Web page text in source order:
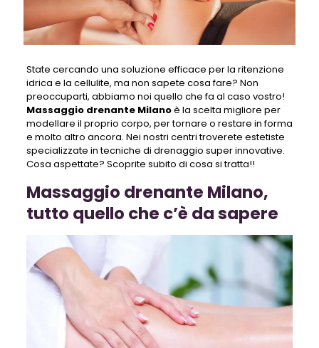
State cercando una soluzione efficace per la ritenzione
idrica e la cellulite, ma non sapete cosa fare? Non
preoccuparti, abbiamo noi quello che fa al caso vostro!
Massaggio drenante Milanoè la scelta migliore per
modellare il proprio corpo, per tornare o restare in forma
e molto altro ancora. Nei nostri centri troverete estetiste
specializzate in tecniche di drenaggio super innovative.
Cosa aspettate? Scoprite subito di cosa si tratta!!
Massaggio drenante Milano,
tutto quello che c’è da sapere